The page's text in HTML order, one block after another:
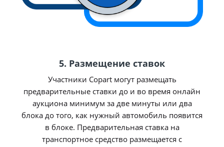
5. Размещение ставок
Участники Copart могут размещать
предварительные ставки до и во время онлайн
аукциона минимум за две минуты или два
блока до того, как нужный автомобиль появится
в блоке. Предварительная ставка на
транспортное средство размещается с